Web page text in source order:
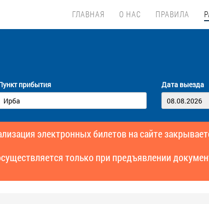
ГЛАВНАЯ О НАС ПРАВИЛА
прибытия Дата выезда
электронных билетов на сайте
только при предъявлении